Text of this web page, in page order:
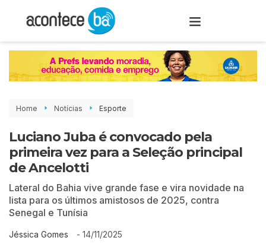
Home Notícias Esporte
Luciano Juba é convocado pela
primeira vez para a Seleção principal
de Ancelotti
Lateral do Bahia vive grande fase e vira novidade na
lista para os últimos amistosos de 2025, contra
Senegal e Tunísia
Jéssica Gomes - 14/11/2025